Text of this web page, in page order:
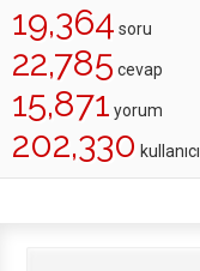
19,364 soru
22,785 cevap
15,871 yorum
202,330 kullanıcı